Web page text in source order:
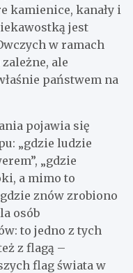
kamienice, kanały i
jest
w ramach
ale
państwem na
pojawia się
„gdzie ludzie
„gdzie
a mimo to
znów zrobiono
osób
to jedno z tych
z flagą –
flag świata w